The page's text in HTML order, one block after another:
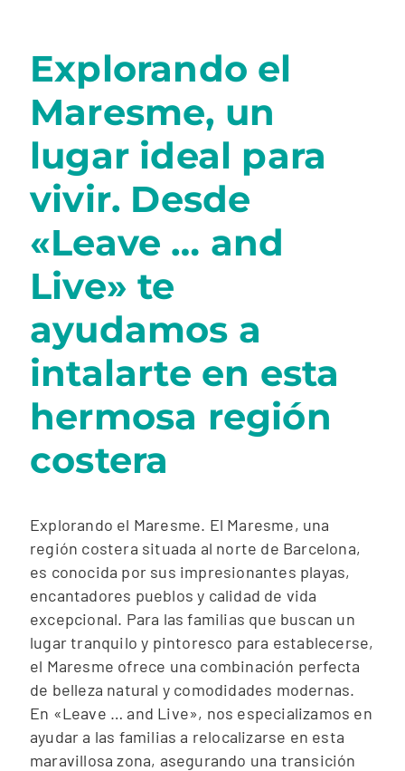
Explorando el
Maresme, un
lugar ideal para
vivir. Desde
«Leave … and
Live» te
ayudamos a
intalarte en esta
hermosa región
costera
Explorando el Maresme. El Maresme, una
región costera situada al norte de Barcelona,
es conocida por sus impresionantes playas,
encantadores pueblos y calidad de vida
excepcional. Para las familias que buscan un
lugar tranquilo y pintoresco para establecerse,
el Maresme ofrece una combinación perfecta
de belleza natural y comodidades modernas.
En «Leave … and Live», nos especializamos en
ayudar a las familias a relocalizarse en esta
maravillosa zona, asegurando una transición